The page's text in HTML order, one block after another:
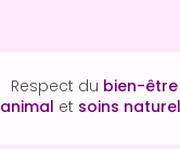
Respect du bien-être
animal et soins